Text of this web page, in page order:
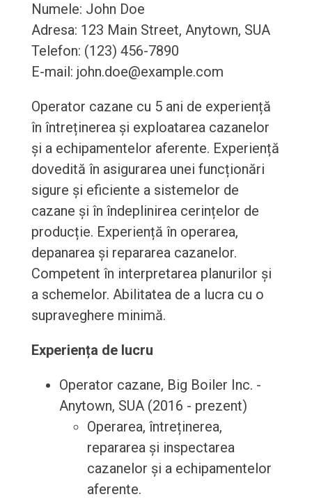
Numele: John Doe
Adresa: 123 Main Street, Anytown, SUA
Telefon: (123) 456-7890
E-mail: john.doe@example.com
Operator cazane cu 5 ani de experiență
în întreținerea și exploatarea cazanelor
și a echipamentelor aferente. Experiență
dovedită în asigurarea unei funcționări
sigure și eficiente a sistemelor de
cazane și în îndeplinirea cerințelor de
producție. Experiență în operarea,
depanarea și repararea cazanelor.
Competent în interpretarea planurilor și
a schemelor. Abilitatea de a lucra cu o
supraveghere minimă.
Experiența de lucru
Operator cazane, Big Boiler Inc. -
Anytown, SUA (2016 - prezent)
Operarea, întreținerea,
repararea și inspectarea
cazanelor și a echipamentelor
aferente.